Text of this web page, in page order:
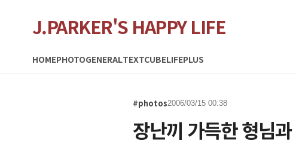
J.PARKER'S HAPPY LIFE
HOMEPHOTOGENERALTEXTCUBELIFEPLUS
#photos2006/03/15 00:38
장난끼 가득한 형님